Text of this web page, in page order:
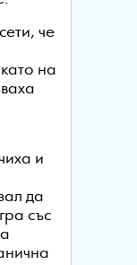
че
на
и
да
със